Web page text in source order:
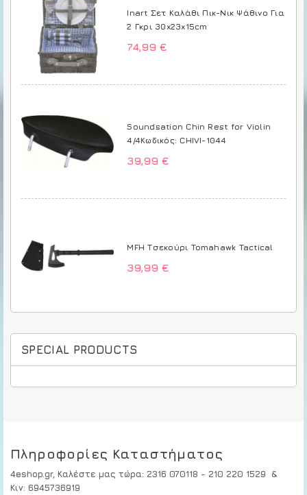
Inart Σετ Καλάθι Πικ-Νικ Ψάθινο Για
2 Γκρι 30x23x15cm
74,99 €
Soundsation Chin Rest for Violin
4/4Κωδικός: CHIVI-1044
39,99 €
MFH Τσεκούρι Tomahawk Tactical
39,99 €
SPECIAL PRODUCTS
Πληροφορίες Καταστήματος
4eshop.gr, Καλέστε μας τώρα: 2316 070118 - 210 220 1529
&
Κιν: 6945736919